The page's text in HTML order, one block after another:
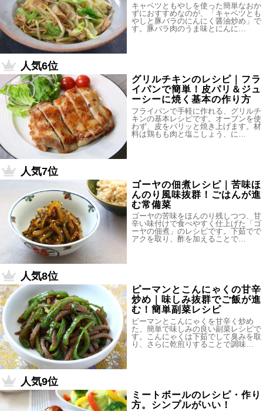
キャベツともやしを使った簡単なおか
ずにおすすめなのが、「キャベツとも
やしと豚バラのにんにく醤油炒め」で
す。豚バラ肉のうま味とにんに…
人気6位
グリルチキンのレシピ｜フラ
イパンで簡単！皮パリ＆ジュ
ーシーに焼く基本の作り方
フライパンで手軽に作れる、グリルチ
キンの基本レシピです。オーブンを使
わず、皮をパリッと焼き上げます。材
料は鶏もも肉と塩こしょう、に…
人気7位
ゴーヤの佃煮レシピ｜苦味ほ
んのり風味抜群！ごはんが進
む常備菜
ゴーヤの苦味をほんのり残しつつ、甘
辛い味付けで食べやすく仕上げた「ゴ
ーヤの佃煮」のレシピです。下茹でで
アクを取り、酢を加えることで…
人気8位
ピーマンとこんにゃくの甘辛
炒め｜味しみ抜群でご飯が進
む！簡単副菜レシピ
ピーマンとこんにゃくを甘辛く炒め
た、簡単で味しみの良い副菜レシピで
す。こんにゃくは下茹でして臭みを取
り、さらに乾煎りすることで調味…
人気9位
ミートボールのレシピ・作り
方。シンプルがいい！